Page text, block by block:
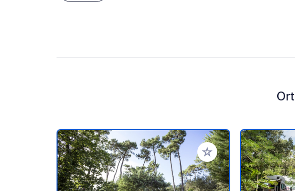
Zu Ihren Favoriten